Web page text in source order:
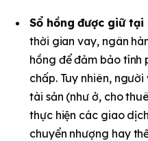
Sổ hồng được giữ
thời gian vay, ngân
hồng để đảm bảo tính
chấp. Tuy nhiên,
tài sản (như ở, cho
thực hiện các giao
chuyển nhượng hay